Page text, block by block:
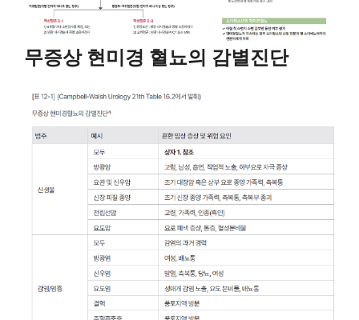
무증상 현미경 혈뇨의 감별진단